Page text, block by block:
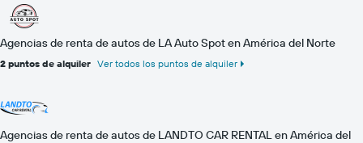
Agencias de renta de autos de LA Auto Spot en América del Norte
2 puntos de alquiler Ver todos los puntos de alquiler
Agencias de renta de autos de LANDTO CAR RENTAL en América del